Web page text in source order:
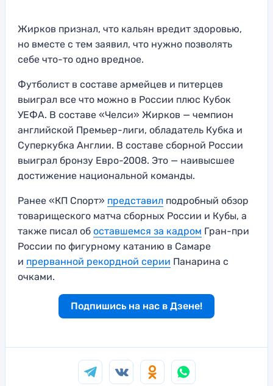
Жирков признал, что кальян вредит здоровью,
но вместе с тем заявил, что нужно позволять
себе что-то одно вредное.
Футболист в составе армейцев и питерцев
выиграл все что можно в России плюс Кубок
УЕФА. В составе «Челси» Жирков — чемпион
английской Премьер-лиги, обладатель Кубка и
Суперкубка Англии. В составе сборной России
выиграл бронзу Евро-2008. Это — наивысшее
достижение национальной команды.
Ранее «КП Спорт» представил подробный обзор
товарищеского матча сборных России и Кубы, а
также писал об оставшемся за кадром Гран-при
России по фигурному катанию в Самаре
и прерванной рекордной серии Панарина с
очками.
Подпишись на нас в Дзене!